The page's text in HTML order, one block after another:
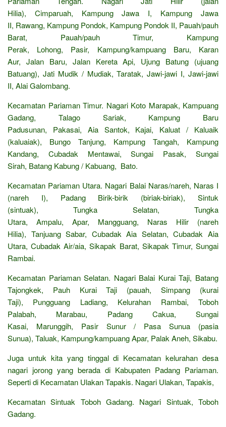
Hilia), Cimparuah, Kampung Jawa I, Kampung Jawa
II, Rawang, Kampung Pondok, Kampung Pondok II, Pauah/pauh
Barat, Pauah/pauh Timur, Kampung
Perak, Lohong, Pasir, Kampung/kampuang Baru, Karan
Aur, Jalan Baru, Jalan Kereta Api, Ujung Batung (ujuang
Batuang), Jati Mudik / Mudiak, Taratak, Jawi-jawi I, Jawi-jawi
II, Alai Galombang.
Kecamatan Pariaman Timur. Nagari Koto Marapak, Kampuang
Gadang, Talago Sariak, Kampung Baru
Padusunan, Pakasai, Aia Santok, Kajai, Kaluat / Kaluaik
(kaluaiak), Bungo Tanjung, Kampung Tangah, Kampung
Kandang, Cubadak Mentawai, Sungai Pasak, Sungai
Sirah, Batang Kabung / Kabuang, Bato.
Kecamatan Pariaman Utara. Nagari Balai Naras/nareh, Naras I
(nareh I), Padang Birik-birik (biriak-biriak), Sintuk
(sintuak), Tungka Selatan, Tungka
Utara, Ampalu, Apar, Mangguang, Naras Hilir (nareh
Hilia), Tanjuang Sabar, Cubadak Aia Selatan, Cubadak Aia
Utara, Cubadak Air/aia, Sikapak Barat, Sikapak Timur, Sungai
Rambai.
Kecamatan Pariaman Selatan. Nagari Balai Kurai Taji, Batang
Tajongkek, Pauh Kurai Taji (pauah, Simpang (kurai
Taji), Pungguang Ladiang, Kelurahan Rambai, Toboh
Palabah, Marabau, Padang Cakua, Sungai
Kasai, Marunggih, Pasir Sunur / Pasa Sunua (pasia
Sunua), Taluak, Kampung/kampuang Apar, Palak Aneh, Sikabu.
Juga untuk kita yang tinggal di Kecamatan kelurahan desa
nagari jorong yang berada di Kabupaten Padang Pariaman.
Seperti di Kecamatan Ulakan Tapakis. Nagari Ulakan, Tapakis,
Kecamatan Sintuak Toboh Gadang. Nagari Sintuak, Toboh
Gadang.